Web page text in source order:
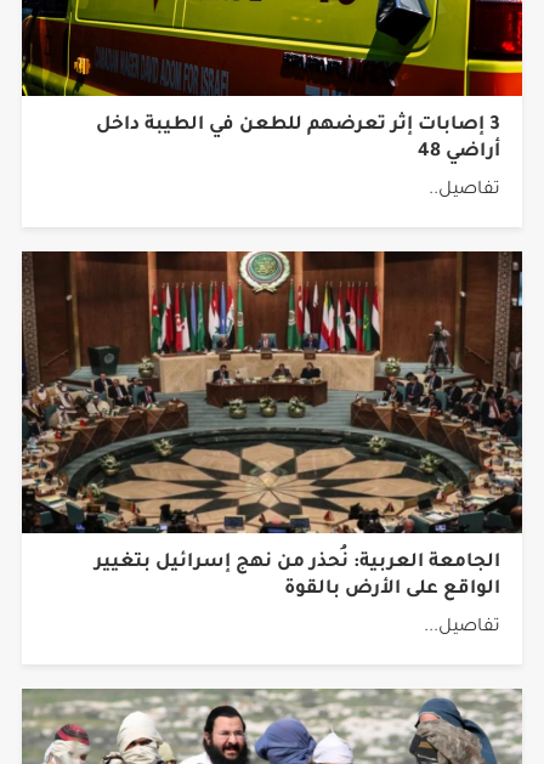
3 إصابات إثر تعرضهم للطعن في الطيبة داخل
أراضي 48
تفاصيل..
الجامعة العربية: نُحذر من نهج إسرائيل بتغيير
الواقع على الأرض بالقوة
تفاصيل...